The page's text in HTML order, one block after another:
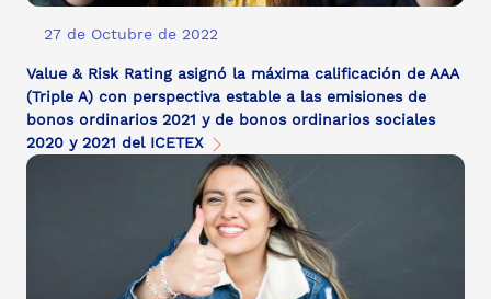
27 de Octubre de 2022
Value & Risk Rating asignó la máxima calificación de AAA
(Triple A) con perspectiva estable a las emisiones de
bonos ordinarios 2021 y de bonos ordinarios sociales
2020 y 2021 del ICETEX